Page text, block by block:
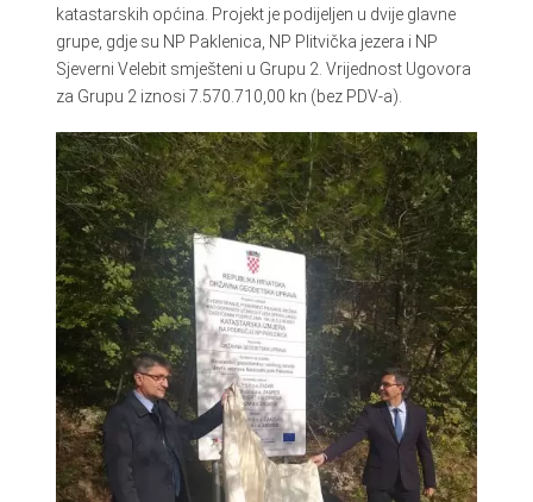
katastarskih općina. Projekt je podijeljen u dvije glavne
grupe, gdje su NP Paklenica, NP Plitvička jezera i NP
Sjeverni Velebit smješteni u Grupu 2. Vrijednost Ugovora
za Grupu 2 iznosi 7.570.710,00 kn (bez PDV-a).